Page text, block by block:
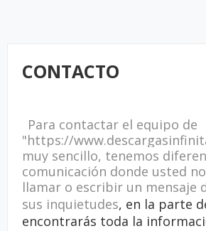
CONTACTO
Para contactar el equipo de
"https://
muy sencillo, tenemos
comunicación donde usted
llamar o escribir un mensaje
sus inquietudes, en la parte
encontrarás toda la